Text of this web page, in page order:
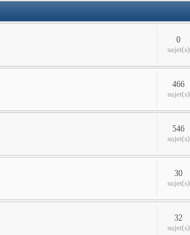
0
sujet(s)
466
sujet(s)
546
sujet(s)
30
sujet(s)
32
sujet(s)